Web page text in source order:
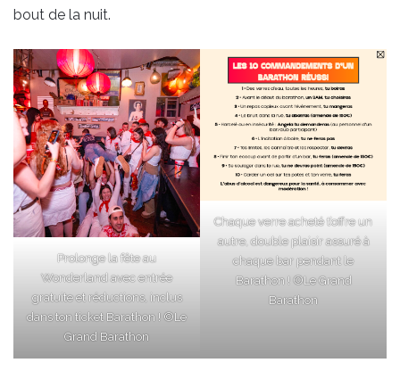
bout de la nuit.
Prolonge la fête au
Wonderland avec entrée
gratuite et réductions, inclus
dans ton ticket Barathon ! ©Le
Grand Barathon
Chaque verre acheté t’offre un
autre, double plaisir assuré à
chaque bar pendant le
Barathon ! ©Le Grand
Barathon